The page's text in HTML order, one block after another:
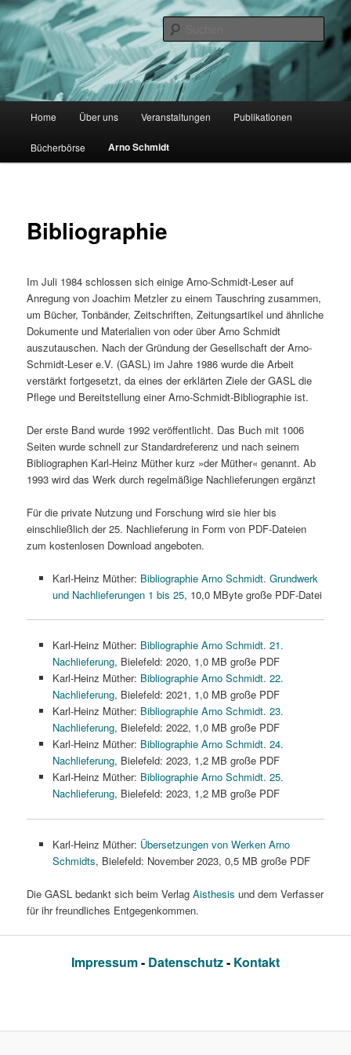
Zum
primären
Inhalt
springenGesellschaft der Arno Schmidt
Leser
Home Über uns Veranstaltungen Publikationen
Bücherbörse Arno Schmidt
Bibliographie
Im Juli 1984 schlossen sich einige Arno-Schmidt-Leser auf
Anregung von Joachim Metzler zu einem Tauschring zusammen,
um Bücher, Tonbänder, Zeitschriften, Zeitungsartikel und ähnliche
Dokumente und Materialien von oder über Arno Schmidt
auszutauschen. Nach der Gründung der Gesellschaft der Arno-
Schmidt-Leser e.V. (GASL) im Jahre 1986 wurde die Arbeit
verstärkt fortgesetzt, da eines der erklärten Ziele der GASL die
Pflege und Bereitstellung einer Arno-Schmidt-Bibliographie ist.
Der erste Band wurde 1992 veröffentlicht. Das Buch mit 1006
Seiten wurde schnell zur Standardreferenz und nach seinem
Bibliographen Karl-Heinz Müther kurz »der Müther« genannt. Ab
1993 wird das Werk durch regelmäßige Nachlieferungen ergänzt
Für die private Nutzung und Forschung wird sie hier bis
einschließlich der 25. Nachlieferung in Form von PDF-Dateien
zum kostenlosen Download angeboten.
Karl-Heinz Müther: Bibliographie Arno Schmidt. Grundwerk
und Nachlieferungen 1 bis 25, 10,0 MByte große PDF-Datei
Karl-Heinz Müther: Bibliographie Arno Schmidt. 21.
Nachlieferung, Bielefeld: 2020, 1,0 MB große PDF
Karl-Heinz Müther: Bibliographie Arno Schmidt. 22.
Nachlieferung, Bielefeld: 2021, 1,0 MB große PDF
Karl-Heinz Müther: Bibliographie Arno Schmidt. 23.
Nachlieferung, Bielefeld: 2022, 1,0 MB große PDF
Karl-Heinz Müther: Bibliographie Arno Schmidt. 24.
Nachlieferung, Bielefeld: 2023, 1,2 MB große PDF
Karl-Heinz Müther: Bibliographie Arno Schmidt. 25.
Nachlieferung, Bielefeld: 2023, 1,2 MB große PDF
Karl-Heinz Müther: Übersetzungen von Werken Arno
Schmidts, Bielefeld: November 2023, 0,5 MB große PDF
Die GASL bedankt sich beim VerlagAisthesisund dem Verfasser
für ihr freundliches Entgegenkommen.
Impressum- Datenschutz- Kontakt